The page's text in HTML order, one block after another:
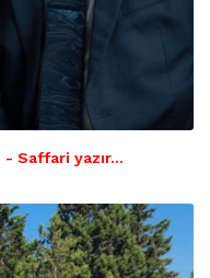
- Saffari yazır…